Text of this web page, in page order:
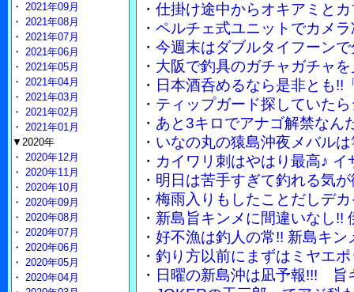
・ 仕掛け途中からオキアミと
・ ペルチェ式ユニットでカメ
・ 今週末はダブルタイフーン
・ 大阪で釣具のガチャガチャ
・ 日本酒呑めるなら是非とも!!
・ ティップガード探していた
・ あと3キロでアナゴ解禁なん
・ いなの丸の猿島沖夜メバル
・ カイワリ刺はやはり最高♪
・ 明日は苦手すぎて釣れる気
・ 梅雨入りもしたことだしデ
・ 新島旨キンメに間違いなし!!
・ 好不漁は釣人の常!! 新島キ
・ 釣り方以前にまずはミヤエ
・ 日曜の新島沖は凪予報!!! 旨
・ 2021年09月
・ 2021年08月
・ 2021年07月
・ 2021年06月
・ 2021年05月
・ 2021年04月
・ 2021年03月
・ 2021年02月
・ 2021年01月
▼2020年
・ 2020年12月
・ 2020年11月
・ 2020年10月
・ 2020年09月
・ 2020年08月
・ 2020年07月
・ 2020年06月
・ 2020年05月
・ 2020年04月